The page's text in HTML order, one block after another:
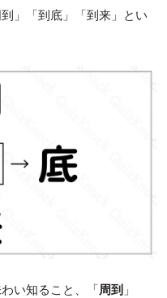
到」「到底」「到来」とい
い知ること、「周到 」